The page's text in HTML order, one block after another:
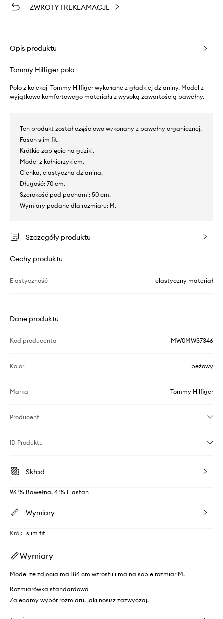
ZWROTY I REKLAMACJE
Opis produktu
Tommy Hilfiger polo
Polo z kolekcji Tommy Hilfiger wykonane z gładkiej dzianiny. Model z
wyjątkowo komfortowego materiału z wysoką zawartością bawełny.
- Ten produkt został częściowo wykonany z bawełny organicznej.
- Fason slim fit.
- Krótkie zapięcie na guziki.
- Model z kołnierzykiem.
- Cienka, elastyczna dzianina.
- Długość: 70 cm.
- Szerokość pod pachami: 50 cm.
- Wymiary podane dla rozmiaru: M.
Szczegóły produktu
Cechy produktu
Elastyczność elastyczny materiał
Dane produktu
Kod producenta MW0MW37346
Kolor beżowy
Marka Tommy Hilfiger
Producent
ID Produktu
Skład
96 % Bawełna, 4 % Elastan
Wymiary
Krój: slim fit
Wymiary
Model ze zdjęcia ma 184 cm wzrostu i ma na sobie rozmiar M.
Rozmiarówka standardowa
Zalecamy wybór rozmiaru, jaki nosisz zazwyczaj.